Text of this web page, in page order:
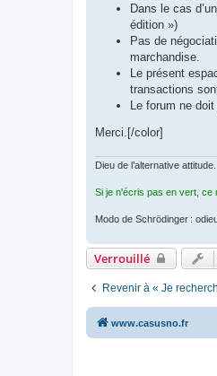
Dans le cas
édition »)
Pas de
marchandise.
Le présent
transactions
Le forum ne
Merci.[/color]
Dieu de l’alternative attitude.
Si je n'écris pas en vert, ce
Modo de Schrödinger :
Verrouillé
Revenir à « Je
www.casusno.fr